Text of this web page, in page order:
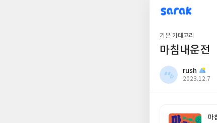
sarak
rush
기본 카테고리
마침내운전
rush
작
2023.12.7
마